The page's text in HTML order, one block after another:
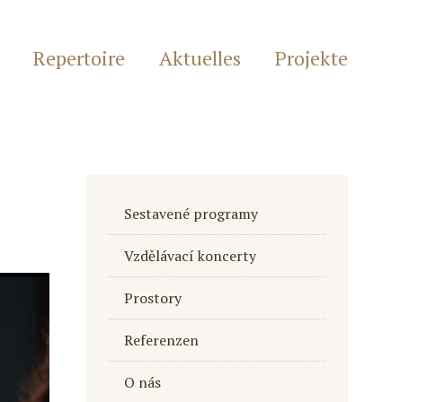
Repertoire Aktuelles Projekte
Sestavené programy
Vzdělávací koncerty
Prostory
Referenzen
O nás